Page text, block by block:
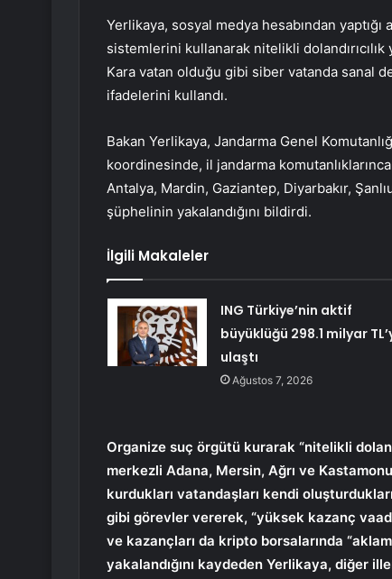
Yerlikaya, sosyal medya hesabından yaptığı
sistemlerini kullanarak nitelikli
Kara vatan olduğu gibi siber vatanda sanal
ifadelerini kullandı.
Bakan Yerlikaya, Jandarma Genel
koordinesinde, il jandarma
Antalya, Mardin, Gaziantep, Diyarbakır,
şüphelinin yakalandığını bildirdi.
İlgili Makaleler
ING Türkiye’nin aktif
büyüklüğü 298.1 milyar
ulaştı
Ağustos 7, 2026
Organize suç örgütü kurarak “nitelikli
merkezli Adana, Mersin, Ağrı ve
kurdukları vatandaşları kendi
gibi görevler vererek, “yüksek kazanç
ve kazançları da kripto borsalarında
yakalandığını kaydeden Yerlikaya, diğer